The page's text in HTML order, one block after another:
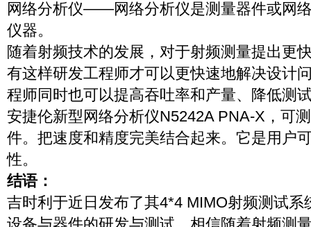
网络分析仪——网络分析仪是测量器件或网
仪器。
随着射频技术的发展，对于射频测量提出更
有这样研发工程师才可以更快速地解决设计
程师同时也可以提高吞吐率和产量、降低测
安捷伦新型网络分析仪N5242A PNA-X，可
件。把速度和精度完美结合起来。它是用户
性。
结语：
吉时利于近日发布了其4*4 MIMO射频测试